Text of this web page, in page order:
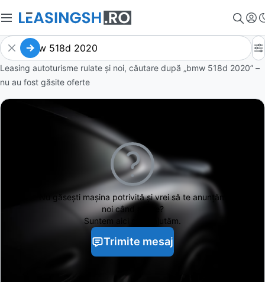
Leasing autoturisme rulate și noi, căutare după „bmw 518d 2020” –
nu au fost găsite oferte
Nu găseștimașina potrivită și vrei să te anunțăm
noi când apare?
Suntem aici să te ajutăm.
Trimite mesaj